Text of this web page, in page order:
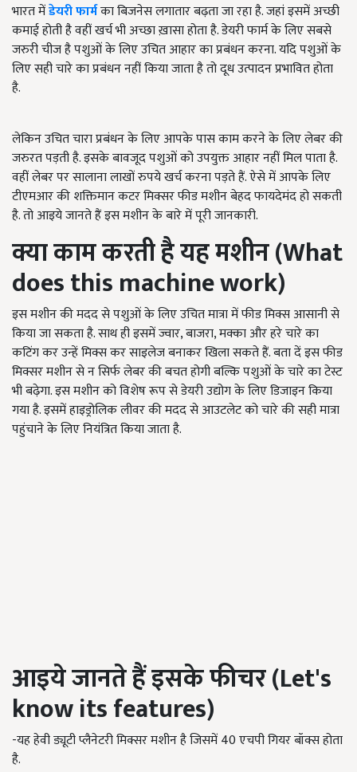
भारत मेंडेयरी फार्मका बिजनेस लगातार बढ़ता जा रहा है. जहां इसमें अच्छी
कमाई होती है वहीं खर्च भी अच्छा ख़ासा होता है. डेयरी फार्म के लिए सबसे
जरुरी चीज है पशुओं के लिए उचित आहार का प्रबंधन करना. यदि पशुओं के
लिए सही चारे का प्रबंधन नहीं किया जाता है तो दूध उत्पादन प्रभावित होता
है.
लेकिन उचित चारा प्रबंधन के लिए आपके पास काम करने के लिए लेबर की
जरुरत पड़ती है. इसके बावजूद पशुओं को उपयुक्त आहार नहीं मिल पाता है.
वहीं लेबर पर सालाना लाखों रुपये खर्च करना पड़ते हैं. ऐसे में आपके लिए
टीएमआर की शक्तिमान कटर मिक्सर फीड मशीन बेहद फायदेमंद हो सकती
है. तो आइये जानते हैं इस मशीन के बारे में पूरी जानकारी.
क्याकामकरतीहैयहमशीन (What
does this machine work)
इस मशीन की मदद से पशुओं के लिए उचित मात्रा में फीड मिक्स आसानी से
किया जा सकता है. साथ ही इसमें ज्वार, बाजरा, मक्का और हरे चारे का
कटिंग कर उन्हें मिक्स कर साइलेज बनाकर खिला सकते हैं. बता दें इस फीड
मिक्सर मशीन से न सिर्फ लेबर की बचत होगी बल्कि पशुओं के चारे का टेस्ट
भी बढ़ेगा. इस मशीन को विशेष रूप से डेयरी उद्योग के लिए डिजाइन किया
गया है. इसमें हाइड्रोलिक लीवर की मदद से आउटलेट को चारे की सही मात्रा
पहुंचाने के लिए नियंत्रित किया जाता है.
आइये जानते हैं इसके फीचर (Let's
know its features)
-यह हेवी ड्यूटी प्लैनेटरी मिक्सर मशीन है जिसमें 40 एचपी गियर बॉक्स होता
है.